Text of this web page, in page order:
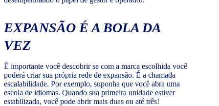
EXPANSÃO É A BOLA DA
VEZ
É importante você descobrir se com a marca escolhida você
poderá criar sua própria rede de expansão. É a chamada
escalabilidade. Por exemplo, suponha que você abra uma
escola de idiomas. Quando sua primeira unidade estiver
estabilizada, você pode abrir mais duas ou até três!